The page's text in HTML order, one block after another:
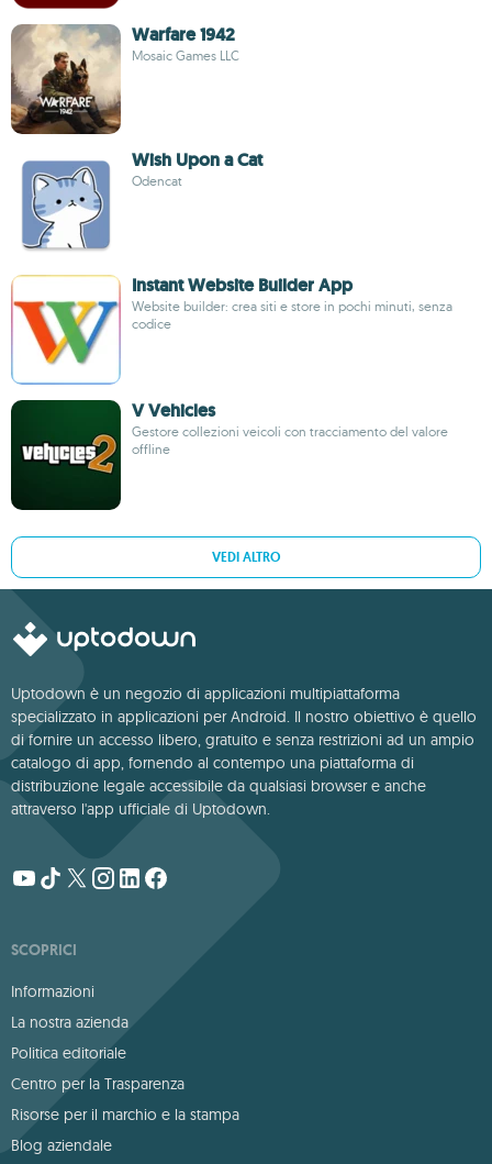
Warfare 1942
Mosaic Games LLC
Wish Upon a Cat
Odencat
Instant Website Builder App
Website builder: crea siti e store in pochi minuti, senza
codice
V Vehicles
Gestore collezioni veicoli con tracciamento del valore
offline
VEDI ALTRO
Uptodown è un negozio di applicazioni multipiattaforma
specializzato in applicazioni per Android. Il nostro obiettivo è quello
di fornire un accesso libero, gratuito e senza restrizioni ad un ampio
catalogo di app, fornendo al contempo una piattaforma di
distribuzione legale accessibile da qualsiasi browser e anche
attraverso l'app ufficiale di Uptodown.
SCOPRICI
Informazioni
La nostra azienda
Politica editoriale
Centro per la Trasparenza
Risorse per il marchio e la stampa
Blog aziendale